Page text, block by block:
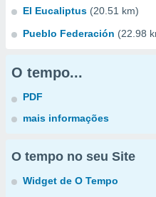
El Eucaliptus (20.51 km)
Pueblo Federación (22.98
O tempo...
PDF
mais informações
O tempo no seu Site
Widget de O Tempo